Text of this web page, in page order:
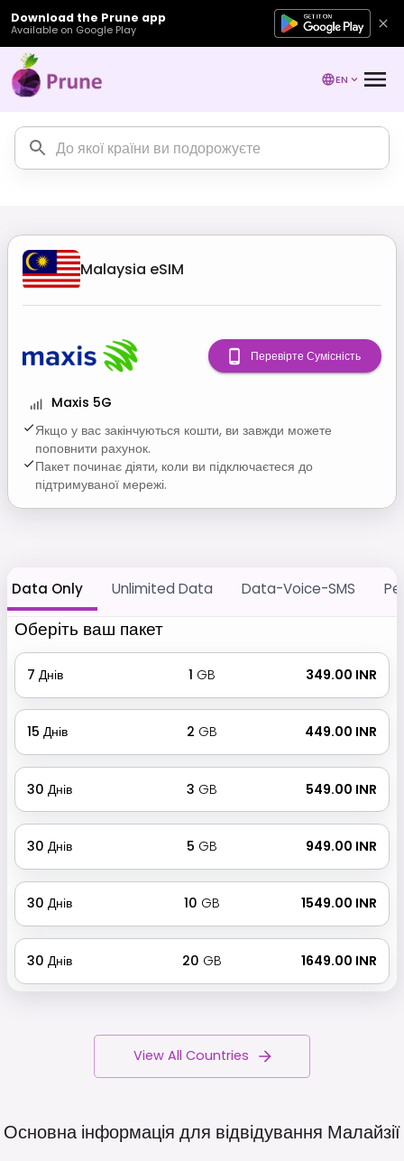
Download the Prune app
Available on Google Play
EN
Malaysia eSIM
Maxis 5G
Якщо у вас закінчуються кошти, ви завжди можете
поповнити рахунок.
Пакет починає діяти, коли ви підключаєтеся до
підтримуваної мережі.
Перевірте Сумісність
Data Only Unlimited Data Data-Voice-SMS
Оберіть ваш пакет
7 Днів 1 GB ₹ 349.00 INR
15 Днів 2 GB ₹ 449.00 INR
30 Днів 3 GB ₹ 549.00 INR
30 Днів 5 GB ₹ 949.00 INR
30 Днів 10 GB ₹ 1549.00 INR
30 Днів 20 GB ₹ 1649.00 INR
View All Countries
Основна інформація для відвідування Малайзії